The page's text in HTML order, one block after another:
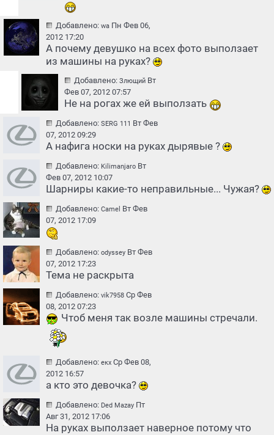
Добавлено: wa Пн Фев 06,
2012 17:20
А почему девушко на всех фото выползает
из машины на руках?
Добавлено: Злющий Вт
Фев 07, 2012 07:57
Не на рогах же ей выползать
Добавлено: SERG 111 Вт Фев
07, 2012 09:29
А нафига носки на руках дырявые ?
Добавлено: Kilimanjaro Вт
Фев 07, 2012 10:07
Шарниры какие-то неправильные... Чужая?
Добавлено: Camel Вт Фев
07, 2012 17:09
Добавлено: odyssey Вт Фев
07, 2012 17:23
Тема не раскрыта
Добавлено: vik7958 Ср Фев
08, 2012 07:23
Чтоб меня так возле машины стречали.
Добавлено: екх Ср Фев 08,
2012 16:57
а кто это девочка?
Добавлено: Ded Mazay Пт
Авг 31, 2012 17:06
На руках выползает наверное потому что